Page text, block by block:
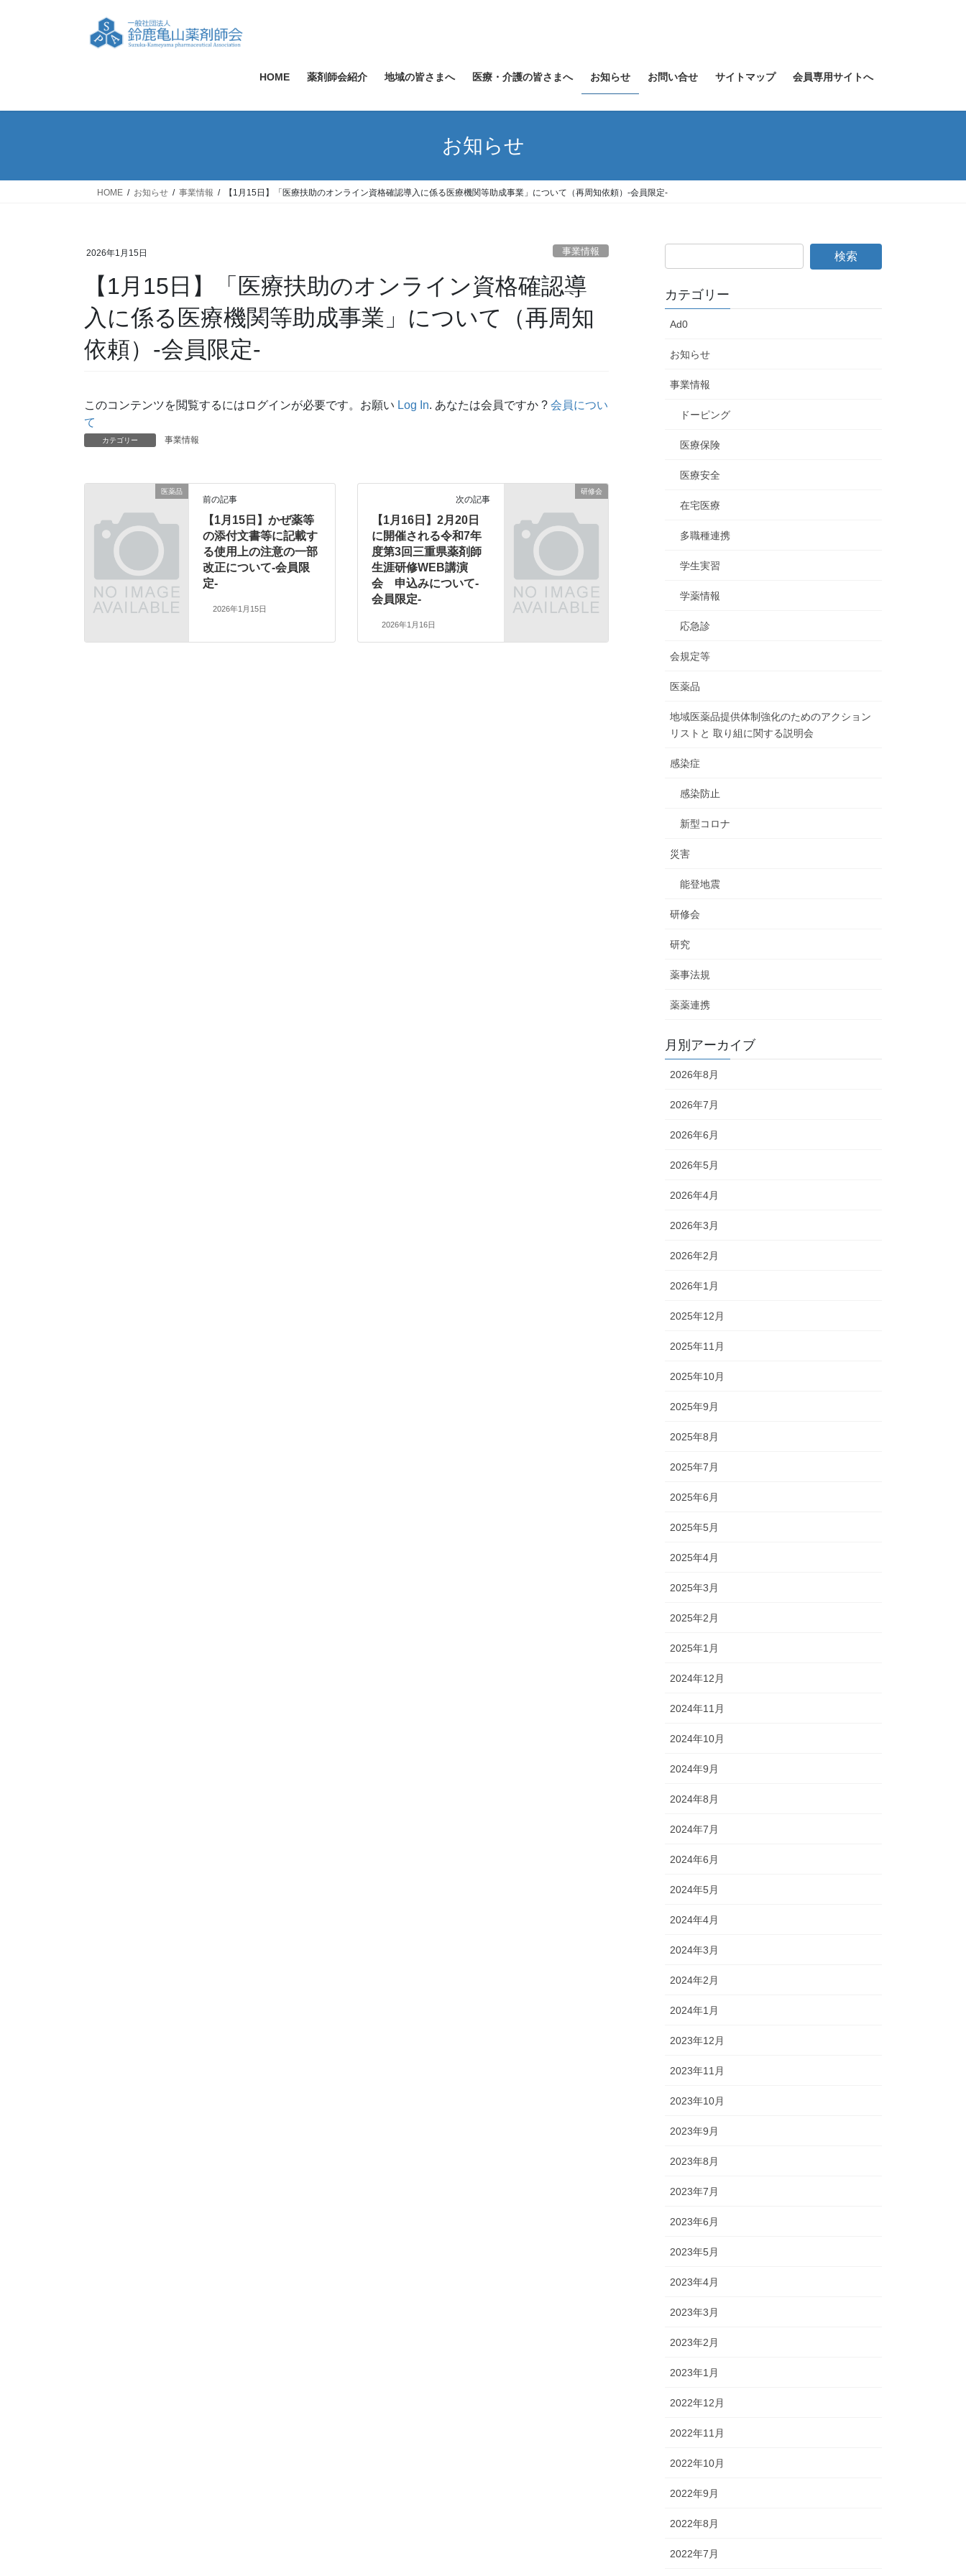
ス
ン
HOME 薬剤師会紹介 地域の皆さまへ 医療・介護の皆さまへ お知らせ お問い合せ サイトマップ 会員専用サイトへ
お知らせ
HOME お知らせ 事業情報 【1月15日】「医療扶助のオンライン資格確認導入に係る医療機関等助成事業」について（再周知依頼）-会員限定-
2026年1月15日 事業情報
【1月15日】「医療扶助のオンライン資格確認導
入に係る医療機関等助成事業」について（再周知
依頼）-会員限定-
このコンテンツを閲覧するにはログインが必要です。お願い Log In. あなたは会員ですか ? 会員につい
て
カテゴリー 事業情報
医薬品
前の記事
【1月15日】かぜ薬等
の添付文書等に記載す
る使用上の注意の一部
改正について-会員限
定-
2026年1月15日
研修会
次の記事
【1月16日】2月20日
に開催される令和7年
度第3回三重県薬剤師
生涯研修WEB講演
会 申込みについて-
会員限定-
2026年1月16日
カテゴリー
Ad0
お知らせ
事業情報
ドーピング
医療保険
医療安全
在宅医療
多職種連携
学生実習
学薬情報
応急診
会規定等
医薬品
地域医薬品提供体制強化のためのアクション
リストと 取り組に関する説明会
感染症
感染防止
新型コロナ
災害
能登地震
研修会
研究
薬事法規
薬薬連携
月別アーカイブ
2026年8月
2026年7月
2026年6月
2026年5月
2026年4月
2026年3月
2026年2月
2026年1月
2025年12月
2025年11月
2025年10月
2025年9月
2025年8月
2025年7月
2025年6月
2025年5月
2025年4月
2025年3月
2025年2月
2025年1月
2024年12月
2024年11月
2024年10月
2024年9月
2024年8月
2024年7月
2024年6月
2024年5月
2024年4月
2024年3月
2024年2月
2024年1月
2023年12月
2023年11月
2023年10月
2023年9月
2023年8月
2023年7月
2023年6月
2023年5月
2023年4月
2023年3月
2023年2月
2023年1月
2022年12月
2022年11月
2022年10月
2022年9月
2022年8月
2022年7月